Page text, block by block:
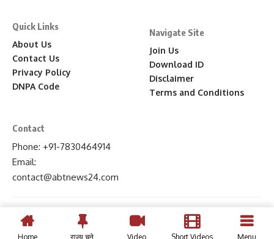
Quick Links
About Us
Contact Us
Privacy Policy
DNPA Code
Navigate Site
Join Us
Download ID
Disclaimer
Terms and Conditions
Contact
Phone: +91-7830464914
Email:
contact@abtnews24.com
Home राज्य चुने Video Short Videos Menu